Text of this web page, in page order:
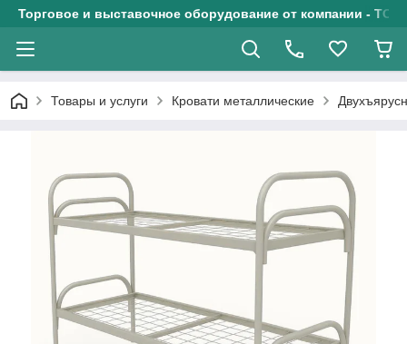
Торговое и выставочное оборудование от компании - ТОО
Товары и услуги Кровати металлические